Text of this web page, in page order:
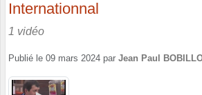
Internationnal
1 vidéo
Publié le 09 mars 2024 par Jean Paul